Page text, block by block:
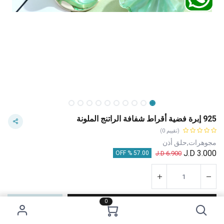
0
925 إبرة فضية أقراط شفافة الراتنج الملونة
(تقييم 0)
مجوهرات,حلق أذن
3.000
6.900
J.D
57.00 % OFF
إضافة إلى عربة التسوق اشترِ الآن